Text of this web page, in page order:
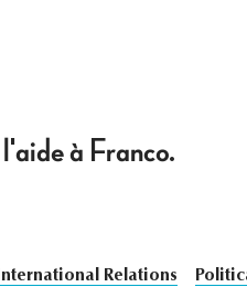
à Franco.
International Relations